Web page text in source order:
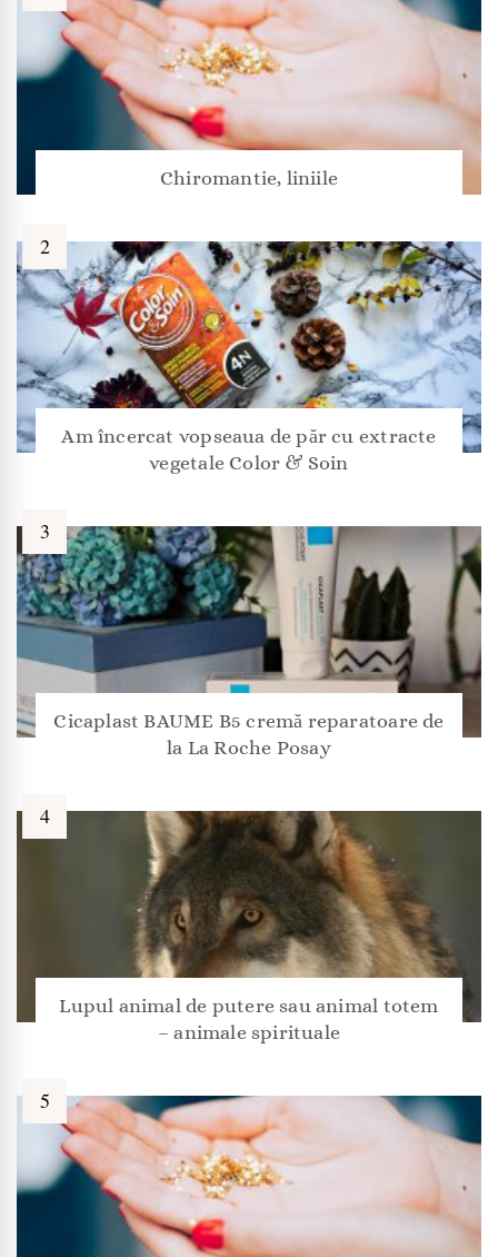
Chiromantie, liniile
Am încercat vopseaua de păr cu extracte
vegetale Color & Soin
Cicaplast BAUME B5 cremă reparatoare de
la La Roche Posay
Lupul animal de putere sau animal totem
– animale spirituale